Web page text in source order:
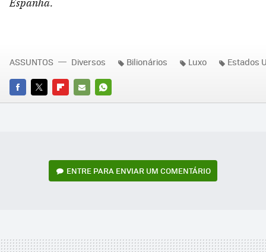
Espanha.
FACEBOOK
TWITTERFLIPBOARD
E-
WHATSAPP
ASSUNTOS Diversos Bilionários Luxo Estados
ENTRE PARA ENVIAR UM COMENTÁRIO